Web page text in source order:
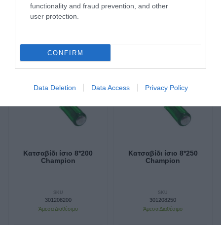
functionality and fraud prevention, and other
user protection.
CONFIRM
Data Deletion Data Access Privacy Policy
3,35 € 5,21 €
Κατσαβίδι ίσιο 8*200
Champion
SKU
301208200
Άμεσα Διαθέσιμο
Κατσαβίδι ίσιο 8*250
Champion
SKU
301208250
Άμεσα Διαθέσιμο